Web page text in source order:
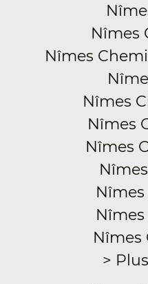
Nîmes
Nîmes
Nîmes
Nîmes
Nîmes
Nîmes
>